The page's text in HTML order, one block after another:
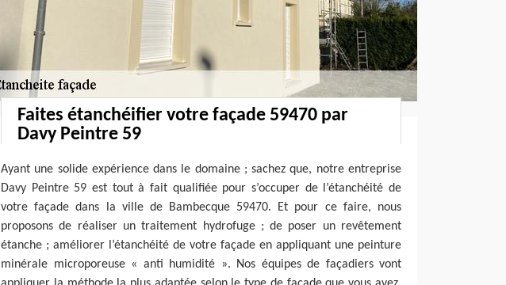
Faites étanchéifier votre façade 59470 par
Davy Peintre 59
Ayant une solide expérience dans le domaine ; sachez que, notre entreprise
Davy Peintre 59 est tout à fait qualifiée pour s’occuper de l’étanchéité de
votre façade dans la ville de Bambecque 59470. Et pour ce faire, nous
proposons de réaliser un traitement hydrofuge ; de poser un revêtement
étanche ; améliorer l’étanchéité de votre façade en appliquant une peinture
minérale microporeuse « anti humidité ». Nos équipes de façadiers vont